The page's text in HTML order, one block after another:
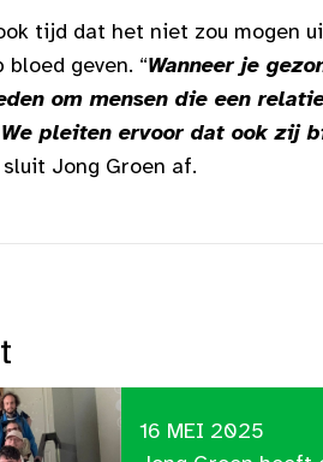
tijd dat het niet zou mogen
geven. “Wanneer je
om mensen die een
pleiten ervoor dat ook zij
sluit Jong Groen af.
16 MEI 2025